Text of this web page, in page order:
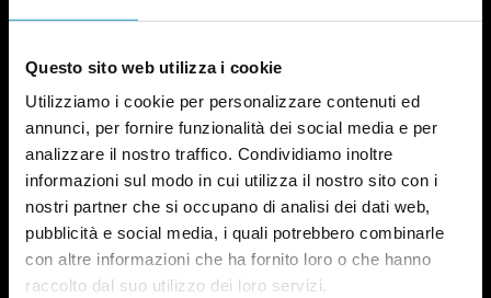
Questo sito web utilizza i cookie
Utilizziamo i cookie per personalizzare contenuti ed
annunci, per fornire funzionalità dei social media e per
analizzare il nostro traffico. Condividiamo inoltre
informazioni sul modo in cui utilizza il nostro sito con i
nostri partner che si occupano di analisi dei dati web,
pubblicità e social media, i quali potrebbero combinarle
con altre informazioni che ha fornito loro o che hanno
raccolto dal suo utilizzo dei loro servizi.
NEWSLETTER
POLITICA DI UN CERTO GENERE
OGNI MARTEDÌ
In questa newsletter proviamo a capire perché le
questioni di genere sono anche una questione
politica.
Qui un esempio